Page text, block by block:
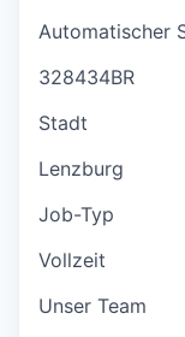
Automatischer
328434BR
Stadt
Lenzburg
Job-Typ
Vollzeit
Unser Team